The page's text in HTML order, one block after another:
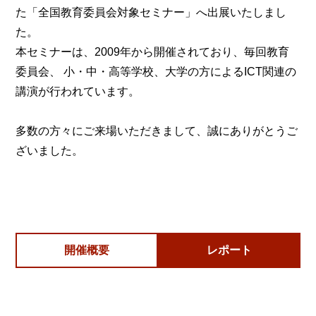
た「全国教育委員会対象セミナー」へ出展いたしまし
た。
本セミナーは、2009年から開催されており、毎回教育
委員会、 小・中・高等学校、大学の方によるICT関連の
講演が行われています。
多数の方々にご来場いただきまして、誠にありがとうご
ざいました。
開催概要 レポート